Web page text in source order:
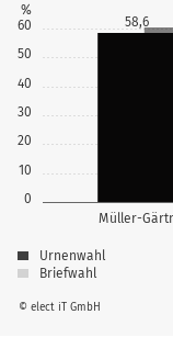
0
10
20
30
40
50
60
%
Müller-
58,6
© elect iT GmbH
Urnenwahl
Briefwahl